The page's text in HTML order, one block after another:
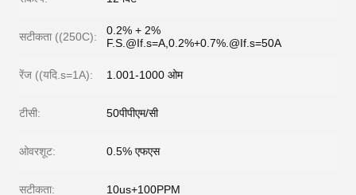
सटीकता ((250C):
0.2% + 2%
F.S.@If.s=A,0.2%+0.7%.@If.s=50A
रेंज ((यदि.s=1A): 1.001-1000 ओम
टीसी: 50पीपीएम/सी
ओवरशूट: 0.5% एफएस
सटीकता: 10us+100PPM